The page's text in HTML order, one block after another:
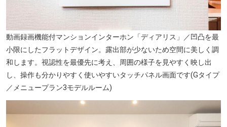
動画録画機能付マンションインターホン「ディアリス」／凹凸を最
小限にしたフラットデザイン。露出部が少ないため空間に美しく調
和します。視認性を最優先に考え、周囲の様子を見やすく映し出
し、操作も分かりやすく使いやすいタッチパネル画面です(Gタイプ
／メニュープラン3モデルルーム)